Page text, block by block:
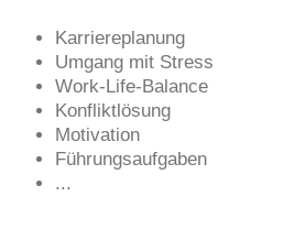
Karriereplanung
Umgang mit Stress
Work-Life-Balance
Konfliktlösung
Motivation
Führungsaufgaben
...